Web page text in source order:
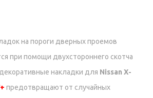
на пороги дверных проемов
при помощи двухстороннего скотча
накладки для Nissan X-
предотвращают от случайных